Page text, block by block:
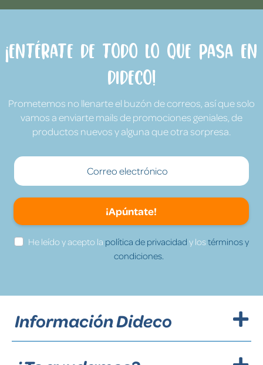
¡Entérate de todo lo que pasa en
Dideco!
Prometemos no llenarte el buzón de correos, así que solo
vamos a enviarte mails de promociones geniales, de
productos nuevos y alguna que otra sorpresa.
¡Apúntate!
He leído y acepto la política de privacidad y lostérminos y
condiciones.
Información Dideco